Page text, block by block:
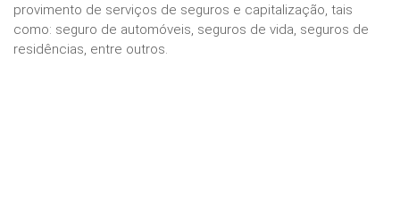
provimento de serviços de seguros e capitalização, tais
como: seguro de automóveis, seguros de vida, seguros de
residências, entre outros.